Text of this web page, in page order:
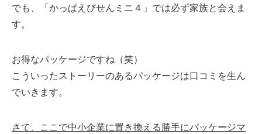
でも、「かっぱえびせんミニ４」では必ず家族と会えま
す。
お得なパッケージですね（笑）
こういったストーリーのあるパッケージは口コミを生ん
でいきます。
さて、ここで中小企業に置き換える勝手にパッケージマ